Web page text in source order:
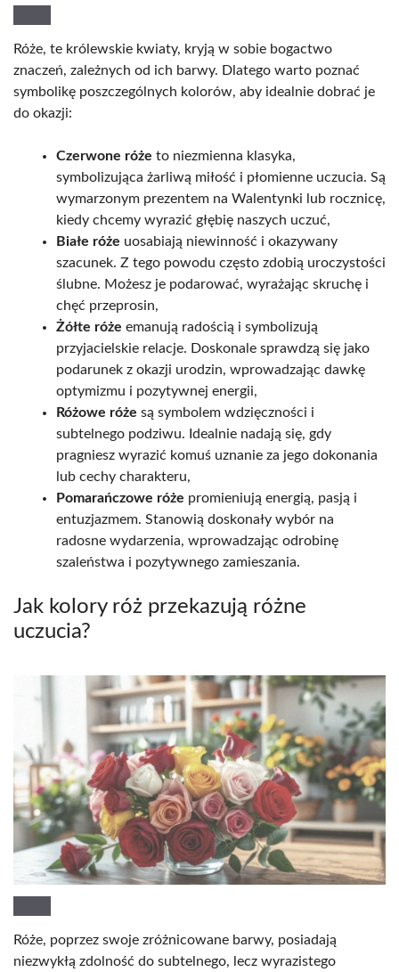
Róże, te królewskie kwiaty, kryją w sobie bogactwo
znaczeń, zależnych od ich barwy. Dlatego warto poznać
symbolikę poszczególnych kolorów, aby idealnie dobrać je
do okazji:
Czerwone róże to niezmienna klasyka,
symbolizująca żarliwą miłość i płomienne uczucia. Są
wymarzonym prezentem na Walentynki lub rocznicę,
kiedy chcemy wyrazić głębię naszych uczuć,
Białe róże uosabiają niewinność i okazywany
szacunek. Z tego powodu często zdobią uroczystości
ślubne. Możesz je podarować, wyrażając skruchę i
chęć przeprosin,
Żółte róże emanują radością i symbolizują
przyjacielskie relacje. Doskonale sprawdzą się jako
podarunek z okazji urodzin, wprowadzając dawkę
optymizmu i pozytywnej energii,
Różowe róże są symbolem wdzięczności i
subtelnego podziwu. Idealnie nadają się, gdy
pragniesz wyrazić komuś uznanie za jego dokonania
lub cechy charakteru,
Pomarańczowe róże promieniują energią, pasją i
entuzjazmem. Stanowią doskonały wybór na
radosne wydarzenia, wprowadzając odrobinę
szaleństwa i pozytywnego zamieszania.
Jak kolory róż przekazują różne
uczucia?
Róże, poprzez swoje zróżnicowane barwy, posiadają
niezwykłą zdolność do subtelnego, lecz wyrazistego